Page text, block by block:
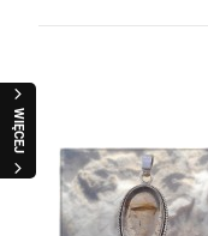
WIĘCEJ